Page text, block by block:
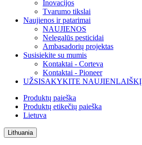
Inovacijos
Tvarumo tikslai
Naujienos ir patarimai
NAUJIENOS
Nelegalūs pesticidai
Ambasadorių projektas
Susisiekite su mumis
Kontaktai - Corteva
Kontaktai - Pioneer
UŽSISAKYKITE NAUJIENLAIŠKĮ
Produktų paieška
Produktų etikečių paieška
Lietuva
Lithuania